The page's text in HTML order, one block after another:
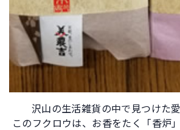
沢山の生活雑貨の中で見つけた
このフクロウは、お香をたく「香炉